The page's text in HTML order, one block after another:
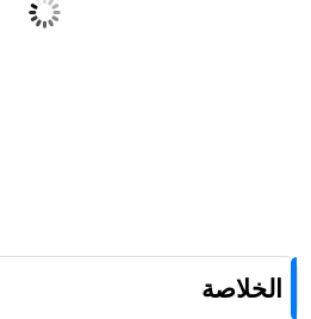
الخلاصة